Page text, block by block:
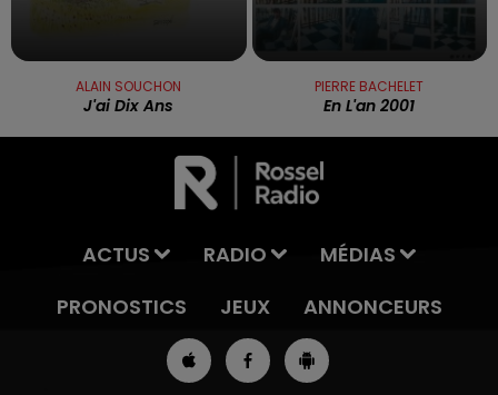
ALAIN SOUCHON
J'ai Dix Ans
PIERRE BACHELET
En L'an 2001
ACTUS RADIO
MÉDIAS
PRONOSTICS
JEUX ANNONCEURS